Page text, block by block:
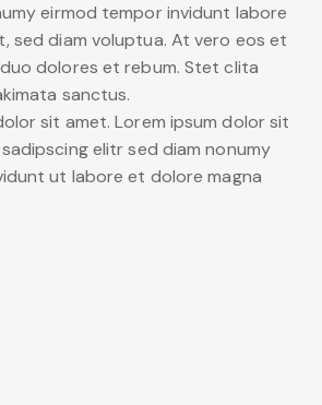
eirmod tempor invidunt labore
sed diam voluptua. At vero eos et
dolores et rebum. Stet clita
sanctus.
sit amet. Lorem ipsum dolor sit
elitr sed diam nonumy
ut labore et dolore magna